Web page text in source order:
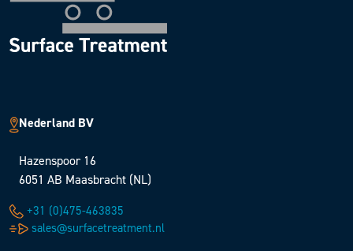
Nederland BV
Hazenspoor 16
6051 AB Maasbracht (NL)
+31 (0)475-463835
sales@surfacetreatment.nl